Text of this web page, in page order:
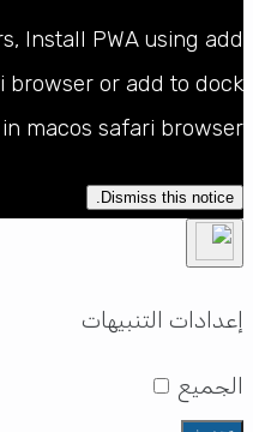
Install PWA using add
browser or add to dock
macos safari browser
Dismiss this notice.
إعدادات التنبيهات
الجميع